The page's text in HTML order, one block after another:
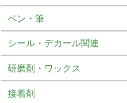
ペン・筆
シール・デカール関連
研磨剤・ワックス
接着剤